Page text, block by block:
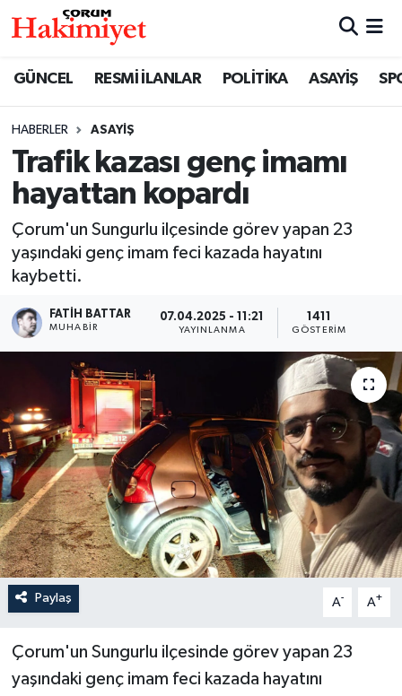
GÜNCEL RESMİ İLANLAR POLİTİKA ASAYİŞ
HABERLER ASAYİŞ
Trafik kazası genç imamı
hayattan kopardı
Çorum'un Sungurlu ilçesinde görev yapan 23
yaşındaki genç imam feci kazada hayatını
kaybetti.
FATIH BATTAR
MUHABIR
07.04.2025 - 11:21
YAYINLANMA
1411
GÖSTERIM
Paylaş A- A+
Çorum'un Sungurlu ilçesinde görev yapan 23
yaşındaki genç imam feci kazada hayatını
SAĞLIK
ASAYİŞ
EKONOMİ
EĞİTİM
İLÇELER
OTOPARK
TEKNOLOJİ
Nöbetçi Eczaneler
Çorum Namaz Vakitleri
Trafik Durumu
Süper Lig Puan Durumu ve Fikstür
Haber Arşivi